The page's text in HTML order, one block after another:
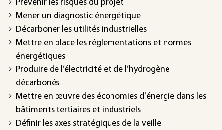
Prévenir les risques du projet
Mener un diagnostic énergétique
Décarboner les utilités industrielles
Mettre en place les réglementations et normes
énergétiques
Produire de l’électricité et de l’hydrogène
décarbonés
Mettre en œuvre des économies d'énergie dans les
bâtiments tertiaires et industriels
Définir les axes stratégiques de la veille